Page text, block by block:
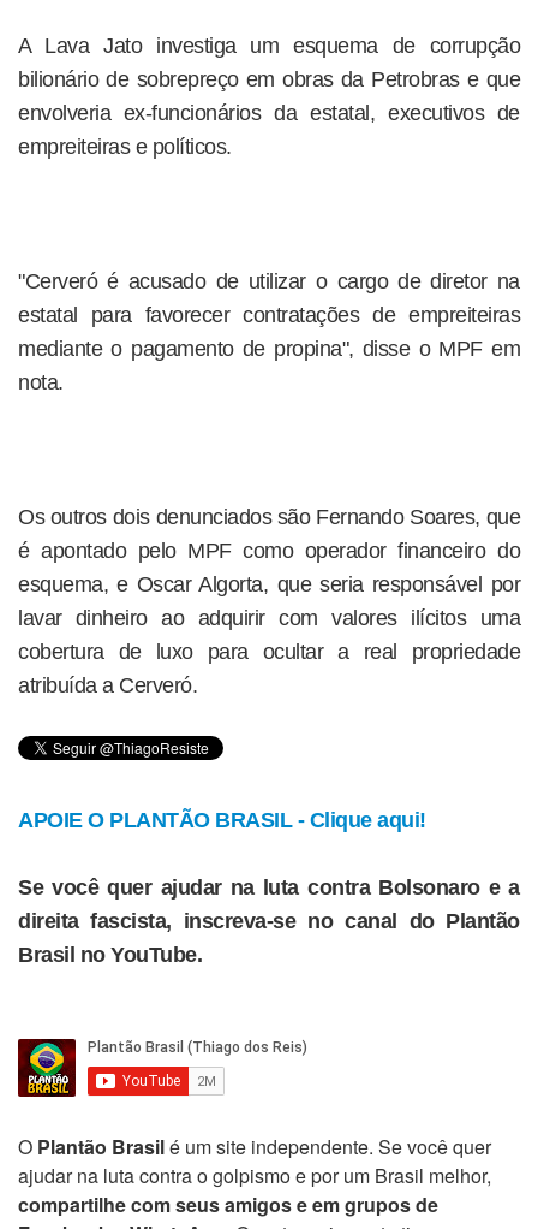
A Lava Jato investiga um esquema de corrupção
bilionário de sobrepreço em obras da Petrobras e que
envolveria ex-funcionários da estatal, executivos de
empreiteiras e políticos.
"Cerveró é acusado de utilizar o cargo de diretor na
estatal para favorecer contratações de empreiteiras
mediante o pagamento de propina", disse o MPF em
nota.
Os outros dois denunciados são Fernando Soares, que
é apontado pelo MPF como operador financeiro do
esquema, e Oscar Algorta, que seria responsável por
lavar dinheiro ao adquirir com valores ilícitos uma
cobertura de luxo para ocultar a real propriedade
atribuída a Cerveró.
APOIE O PLANTÃO BRASIL - Clique aqui!
Se você quer ajudar na luta contra Bolsonaro e a
direita fascista, inscreva-se no canal do Plantão
Brasil no YouTube.
O Plantão Brasilé um site independente. Se você quer
ajudar na luta contra o golpismo e por um Brasil melhor,
compartilhe com seus amigos e em grupos de